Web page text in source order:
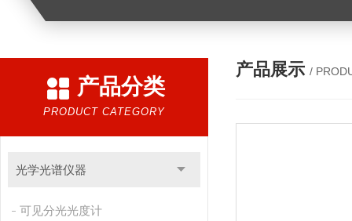
产品分类
PRODUCT CATEGORY
光学光谱仪器
可见分光光度计
产品展示 /